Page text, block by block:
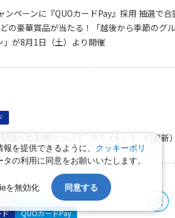
ペーンに『QUOカードPay』採用 抽選で合
の豪華賞品が当たる！「越後から季節のグ
が8月1日（土）より開催
送への影響について（8/5（水）9：45更新
QUOカードPay
を提供できるように、 クッキーポリ
の利用に同意をお願いいたします。
を無効化 同意する